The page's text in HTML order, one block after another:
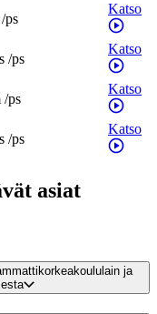
/ps
Katso
/ps
Katso
/ps
Katso
/ps
Katso
asiat
ja